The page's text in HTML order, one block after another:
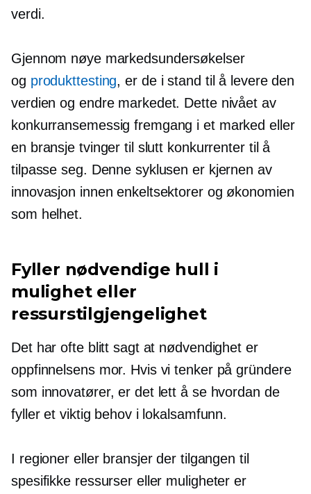
verdi.
Gjennom nøye markedsundersøkelser
og produkttesting, er de i stand til å levere den
verdien og endre markedet. Dette nivået av
konkurransemessig fremgang i et marked eller
en bransje tvinger til slutt konkurrenter til å
tilpasse seg. Denne syklusen er kjernen av
innovasjon innen enkeltsektorer og økonomien
som helhet.
Fyller nødvendige hull i
mulighet eller
ressurstilgjengelighet
Det har ofte blitt sagt at nødvendighet er
oppfinnelsens mor. Hvis vi tenker på gründere
som innovatører, er det lett å se hvordan de
fyller et viktig behov i lokalsamfunn.
I regioner eller bransjer der tilgangen til
spesifikke ressurser eller muligheter er